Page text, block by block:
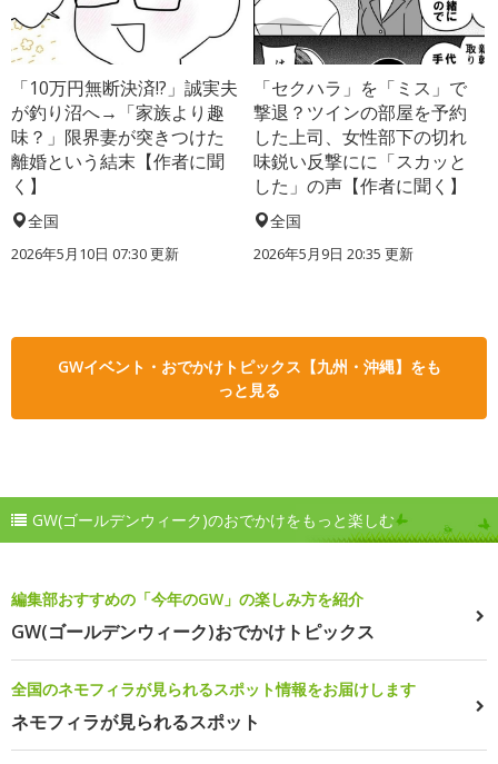
「10万円無断決済!?」誠実夫
が釣り沼へ→「家族より趣
味？」限界妻が突きつけた
離婚という結末【作者に聞
く】
全国
2026年5月10日 07:30 更新
「セクハラ」を「ミス」で
撃退？ツインの部屋を予約
した上司、女性部下の切れ
味鋭い反撃にに「スカッと
した」の声【作者に聞く】
全国
2026年5月9日 20:35 更新
GWイベント・おでかけトピックス【九州・沖縄】をも
っと見る
GW(ゴールデンウィーク)のおでかけをもっと楽しむ
編集部おすすめの「今年のGW」の楽しみ方を紹介
GW(ゴールデンウィーク)おでかけトピックス
全国のネモフィラが見られるスポット情報をお届けします
ネモフィラが見られるスポット